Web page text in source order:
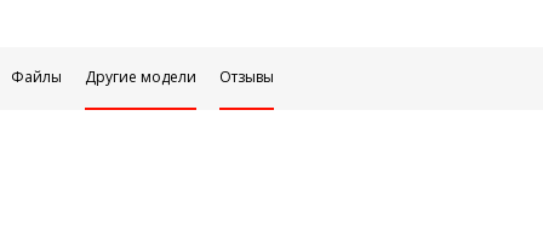
Файлы Другие модели Отзывы